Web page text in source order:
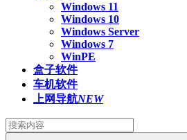
Windows 11
Windows 10
Windows Server
Windows 7
WinPE
盒子软件
车机软件
上网导航NEW